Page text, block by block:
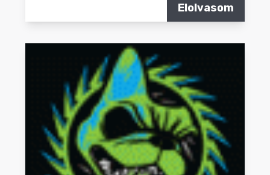
Elolvasom